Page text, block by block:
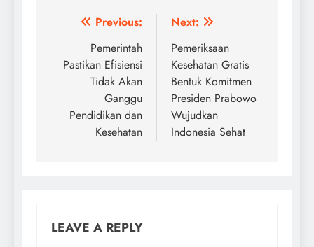
Post
navigation
Previous:
Pemerintah
Pastikan Efisiensi
Tidak Akan
Ganggu
Pendidikan dan
Kesehatan
Next:
Pemeriksaan
Kesehatan Gratis
Bentuk Komitmen
Presiden Prabowo
Wujudkan
Indonesia Sehat
LEAVE A REPLY